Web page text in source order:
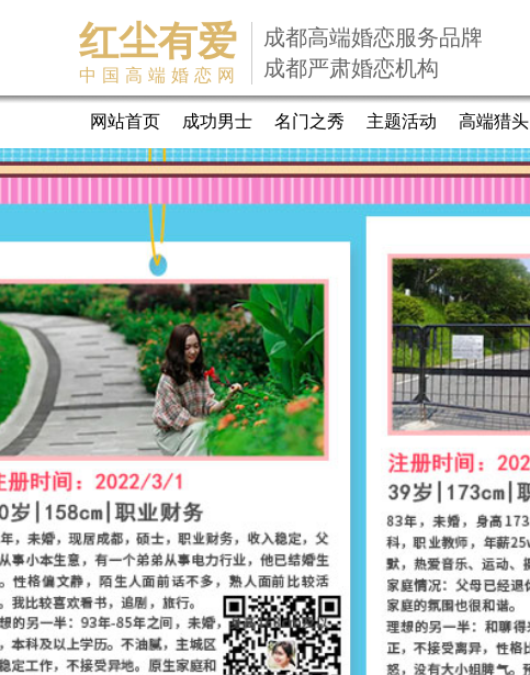
红尘有爱
中国高端婚恋网
成都高端婚恋服务品牌
成都严肃婚恋机构
网站首页 成功男士 名门之秀 主题活动 高端猎头